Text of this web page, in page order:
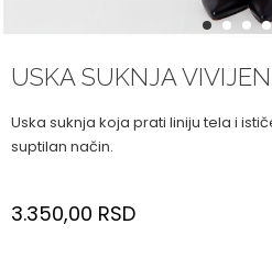
1 2 3
USKA SUKNJA VIVIJEN
Uska suknja koja prati liniju tela i
suptilan način.
3.350,00 RSD